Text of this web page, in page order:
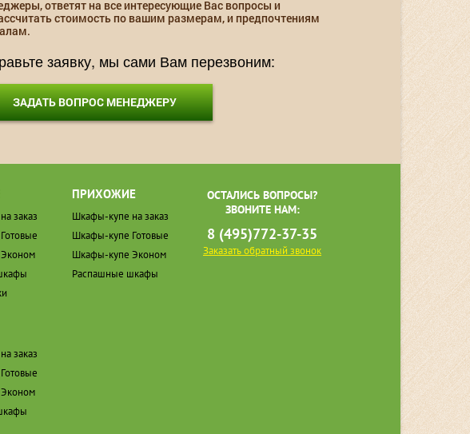
ответят на все интересующие Вас вопросы и
стоимость по вашим размерам, и предпочтениям
заявку, мы сами Вам перезвоним:
ЗАДАТЬ ВОПРОС МЕНЕДЖЕРУ
заказ
заказ
ПРИХОЖИЕ
Шкафы-купе на заказ
Шкафы-купе Готовые
Шкафы-купе Эконом
Распашные шкафы
ОСТАЛИСЬ ВОПРОСЫ?
ЗВОНИТЕ НАМ:
8 (495)772-37-35
Заказать обратный звонок